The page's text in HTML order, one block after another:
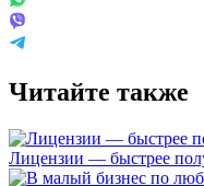
Читайте также
Лицензии — быстрее